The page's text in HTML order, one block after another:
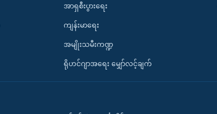
အာရှစီးပွားရေး
ကျန်းမာရေး
အမျိုးသမီးကဏ္ဍ
ရိုဟင်ဂျာအရေး မျှော်လင့်ချက်